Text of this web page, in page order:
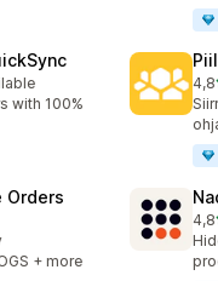
with 100%
4,8
Orders
+ more
4,8
23